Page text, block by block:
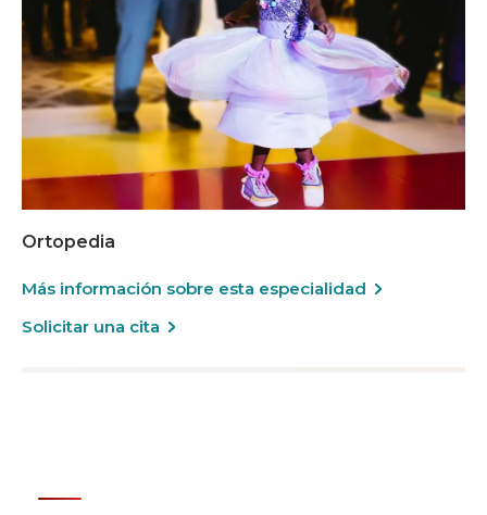
Ortopedia
Más información sobre esta especialidad
Solicitar una cita